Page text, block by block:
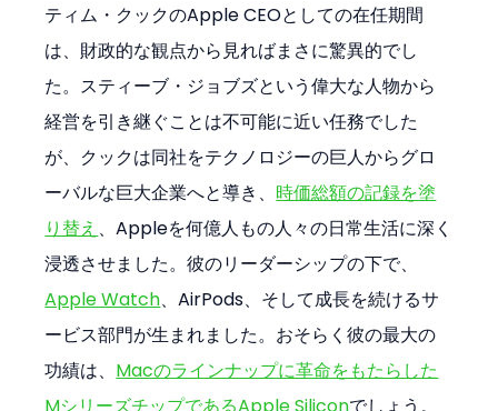
ティム・クックのApple CEOとしての在任期間
は、財政的な観点から見ればまさに驚異的でし
た。スティーブ・ジョブズという偉大な人物から
経営を引き継ぐことは不可能に近い任務でした
が、クックは同社をテクノロジーの巨人からグロ
ーバルな巨大企業へと導き、 時価総額の記録を塗
り替え 、Appleを何億人もの人々の日常生活に深く
浸透させました。彼のリーダーシップの下で、
Apple Watch、AirPods、そして成長を続けるサ
ービス部門が生まれました。おそらく彼の最大の
功績は、 Macのラインナップに革命をもたらした